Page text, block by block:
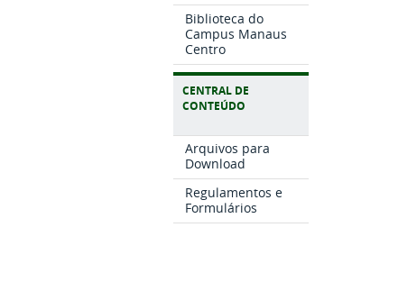
Biblioteca do
Campus Manaus
Centro
CENTRAL DE
CONTEÚDO
Arquivos para
Download
Regulamentos e
Formulários